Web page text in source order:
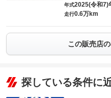
年式2025(令和7)
走行0.6万km
この販売店
探している条件に